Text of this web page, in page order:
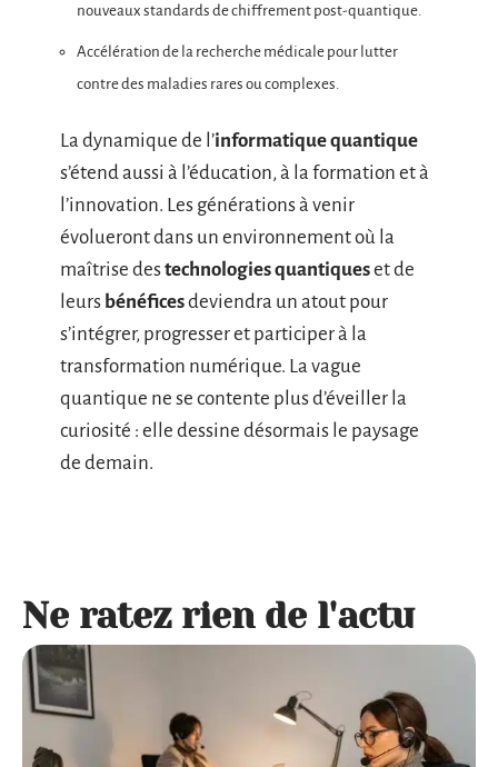
nouveaux standards de chiffrement post-quantique.
Accélération de la recherche médicale pour lutter
contre des maladies rares ou complexes.
La dynamique de l’informatique quantique
s’étend aussi à l’éducation, à la formation et à
l’innovation. Les générations à venir
évolueront dans un environnement où la
maîtrise destechnologies quantiqueset de
leurs bénéficesdeviendra un atout pour
s’intégrer, progresser et participer à la
transformation numérique. La vague
quantique ne se contente plus d’éveiller la
curiosité : elle dessine désormais le paysage
de demain.
Ne ratez rien de l'actu